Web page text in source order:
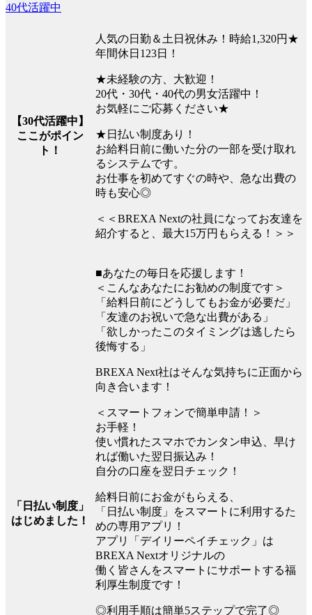
40代活躍中
【30代活躍中】
ここがポイン
ト！
人気の日勤＆土日祝休み！時給1,320円★
年間休日123日！
★未経験の方、大歓迎！
20代・30代・40代の男女活躍中！
お気軽にご応募ください★
★日払い制度あり！
お給料日前に働いた分の一部を受け取れ
るシステムです。
お仕事を初めてすぐの時や、急な出費の
時も安心◎
＜＜BREXA Nextの社員になってお友達を
紹介すると、最大15万円もらえる！＞＞
「日払い制度」
はじめました！
■あなたの毎日を応援します！
＜こんなあなたにお勧めの制度です＞
「給料日前にどうしてもお金が必要だ」
「友達のお祝いで急な出費がある」
「欲しかったこのタイミングは逃したら
後悔する」
BREXA Next社はそんな気持ちに正面から
向き合います！
＜スマートフォンで簡単申請！＞
お手軽！
使い慣れたスマホでカンタン申込、早け
れば働いた翌日振込み！
自分の口座を翌日チェック！
給料日前にお金がもらえる、
「日払い制度」をスマートに利用するた
めの専用アプリ！
アプリ「デイリーペイチェック」は
BREXA Nextオリジナルの
働く皆さんをスマートにサポートする福
利厚生制度です！
◎利用手順は簡単5ステップで完了◎